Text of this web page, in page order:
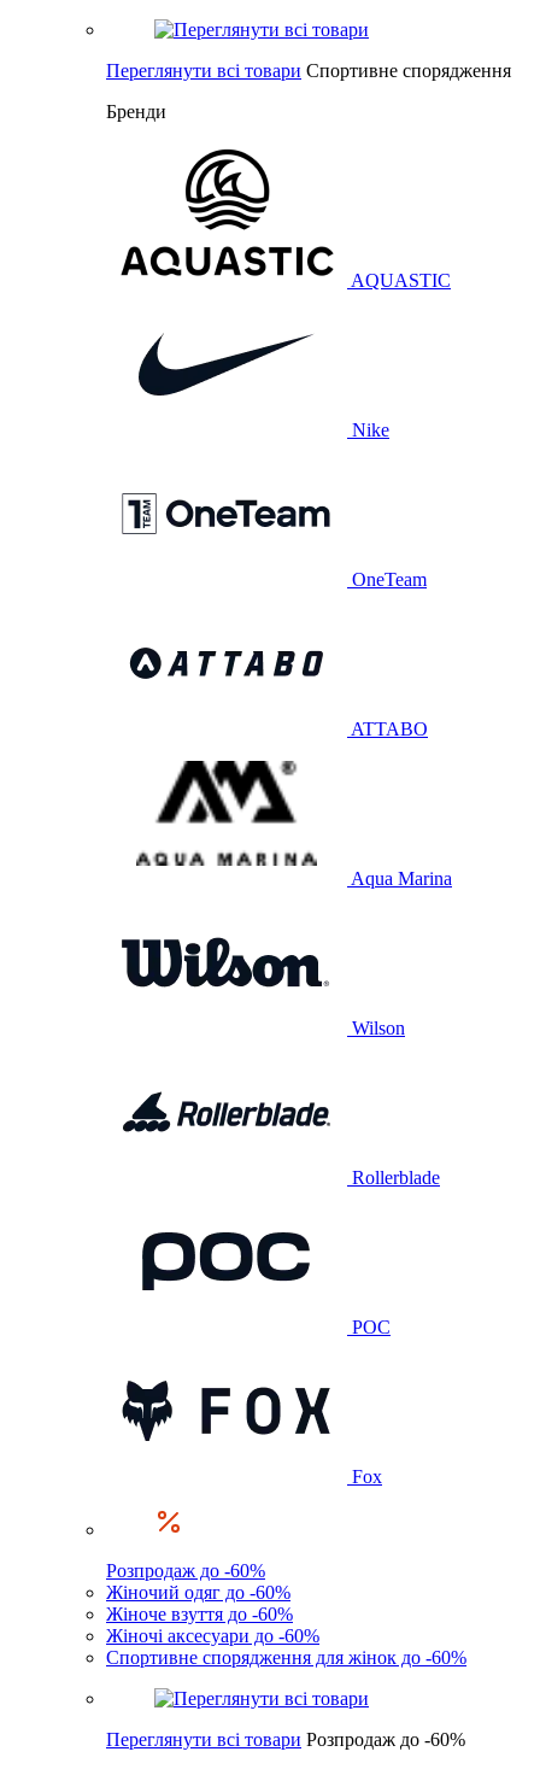
Переглянути всі товари Спортивне спорядження
Бренди
AQUASTIC
Nike
OneTeam
ATTABO
Aqua Marina
Wilson
Rollerblade
POC
Fox
Розпродаж до -60%
Жіночий одяг до -60%
Жіноче взуття до -60%
Жіночі аксесуари до -60%
Спортивне спорядження для жінок до -60%
Переглянути всі товари Розпродаж до -60%